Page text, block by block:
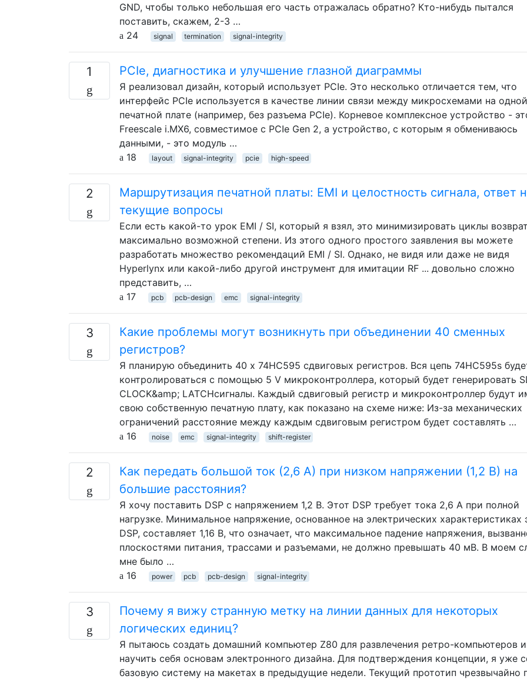
GND, чтобы только небольшая его часть отражалась обратно? Кто-нибудь пытался
поставить, скажем, 2-3 …
24
signal termination signal-integrity
1 PCIe, диагностика и улучшение глазной диаграммы
Я реализовал дизайн, который использует PCIe. Это несколько отличается тем, что
интерфейс PCIe используется в качестве линии связи между микросхемами на одной
печатной плате (например, без разъема PCIe). Корневое комплексное устройство -
Freescale i.MX6, совместимое с PCIe Gen 2, а устройство, с которым я обмениваюсь
данными, - это модуль …
18
layout signal-integrity pcie high-speed
2
Маршрутизация печатной платы: EMI и целостность сигнала, ответ
текущие вопросы
Если есть какой-то урок EMI / SI, который я взял, это минимизировать циклы
максимально возможной степени. Из этого одного простого заявления вы можете
разработать множество рекомендаций EMI / SI. Однако, не видя или даже не видя
Hyperlynx или какой-либо другой инструмент для имитации RF ... довольно сложно
представить, …
17
pcb pcb-design emc signal-integrity
3
Какие проблемы могут возникнуть при объединении 40 сменных
регистров?
Я планирую объединить 40 х 74HC595 сдвиговых регистров. Вся цепь 74HC595s
контролироваться с помощью 5 V микроконтроллера, который будет генерировать
CLOCK&amp; LATCHсигналы. Каждый сдвиговый регистр и микроконтроллер будут
свою собственную печатную плату, как показано на схеме ниже: Из-за механических
ограничений расстояние между каждым сдвиговым регистром будет составлять …
16
noise emc signal-integrity shift-register
2
Как передать большой ток (2,6 А) при низком напряжении (1,2 В) на
большие расстояния?
Я хочу поставить DSP с напряжением 1,2 В. Этот DSP требует тока 2,6 А при полной
нагрузке. Минимальное напряжение, основанное на электрических характеристиках
DSP, составляет 1,16 В, что означает, что максимальное падение напряжения,
плоскостями питания, трассами и разъемами, не должно превышать 40 мВ. В моем
мне было …
16
power pcb pcb-design signal-integrity
3
Почему я вижу странную метку на линии данных для некоторых
логических единиц?
Я пытаюсь создать домашний компьютер Z80 для развлечения ретро-компьютеров и
научить себя основам электронного дизайна. Для подтверждения концепции, я уже
базовую систему на макетах в предыдущие недели. Текущий прототип чрезвычайно